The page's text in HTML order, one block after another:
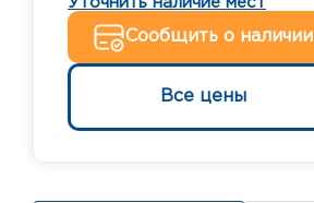
Уточнить наличие мест
Сообщить о наличии
Все цены